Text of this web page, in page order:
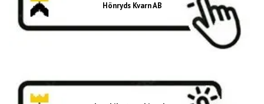
Hönryds Kvarn AB